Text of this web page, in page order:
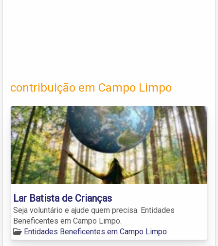
contribuição em Campo Limpo
Lar Batista de Crianças
Seja voluntário e ajude quem precisa. Entidades
Beneficentes em Campo Limpo.
Entidades Beneficentes em Campo Limpo